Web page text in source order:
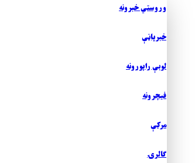
وروستي خبرونه
خبرپاڼې
لوبې راپورونه
فيچرونه
مرکې
ګالرۍ